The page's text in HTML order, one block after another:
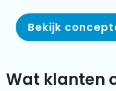
Bekijk
Wat klanten